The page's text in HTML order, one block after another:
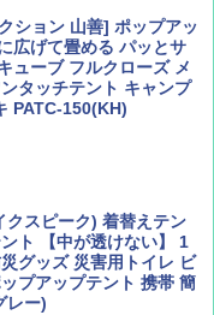
年 9 月号【特別付録:
財布 ランダム2種】
ェンマイ タイ北部の魅
地球の歩き方D アジア
ション 山善] ポップアッ
広げて畳める パッとサ
ューブ フルクローズ メ
タッチテント キャンプ
PATC-150(KH)
クスピーク) 着替えテン
ト 【中が透けない】 1
グッズ 災害用トイレ ビ
プアップテント 携帯 簡
レー)